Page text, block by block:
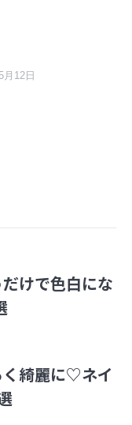
月12日
けで色白にな
く綺麗に♡ネイ